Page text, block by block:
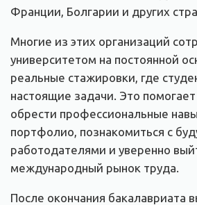
Франции, Болгарии и других
Многие из этих организаций
университетом на постоянной
реальные стажировки, где
настоящие задачи. Это
обрести профессиональные
портфолио, познакомиться с
работодателями и уверенно
международный рынок труда.
После окончания бакалавриата